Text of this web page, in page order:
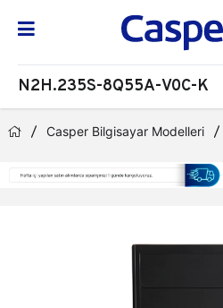
N2H.235S-8Q55A-V0C-K
Casper Bilgisayar Modelleri